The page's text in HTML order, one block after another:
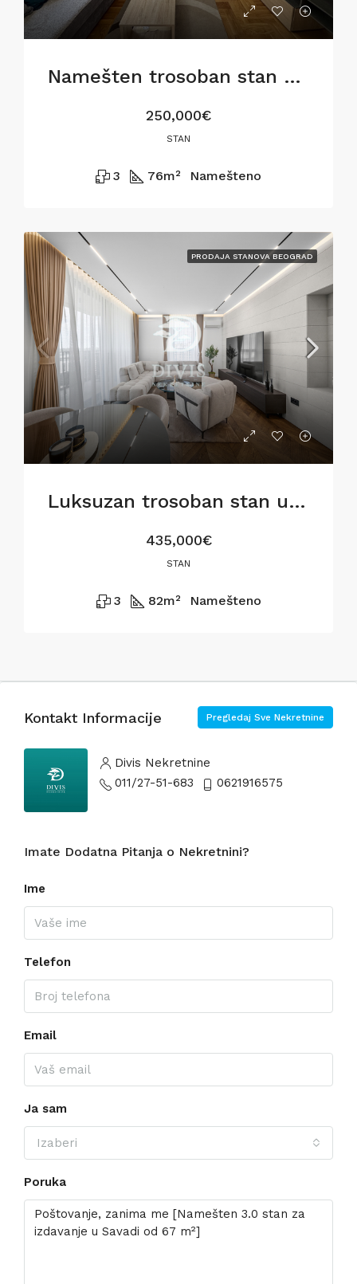
Namešten trosoban stan u Gostivarskoj ulici,76m2
250,000€
STAN
3 76m² Namešteno
PRODAJA STANOVA BEOGRAD
Luksuzan trosoban stan u BW Metropolitan,82m2
435,000€
STAN
3 82m² Namešteno
Kontakt Informacije Pregledaj Sve Nekretnine
Divis Nekretnine
011/27-51-683
0621916575
Imate Dodatna Pitanja o Nekretnini?
Ime
Telefon
Email
Ja sam
Izaberi
Poruka